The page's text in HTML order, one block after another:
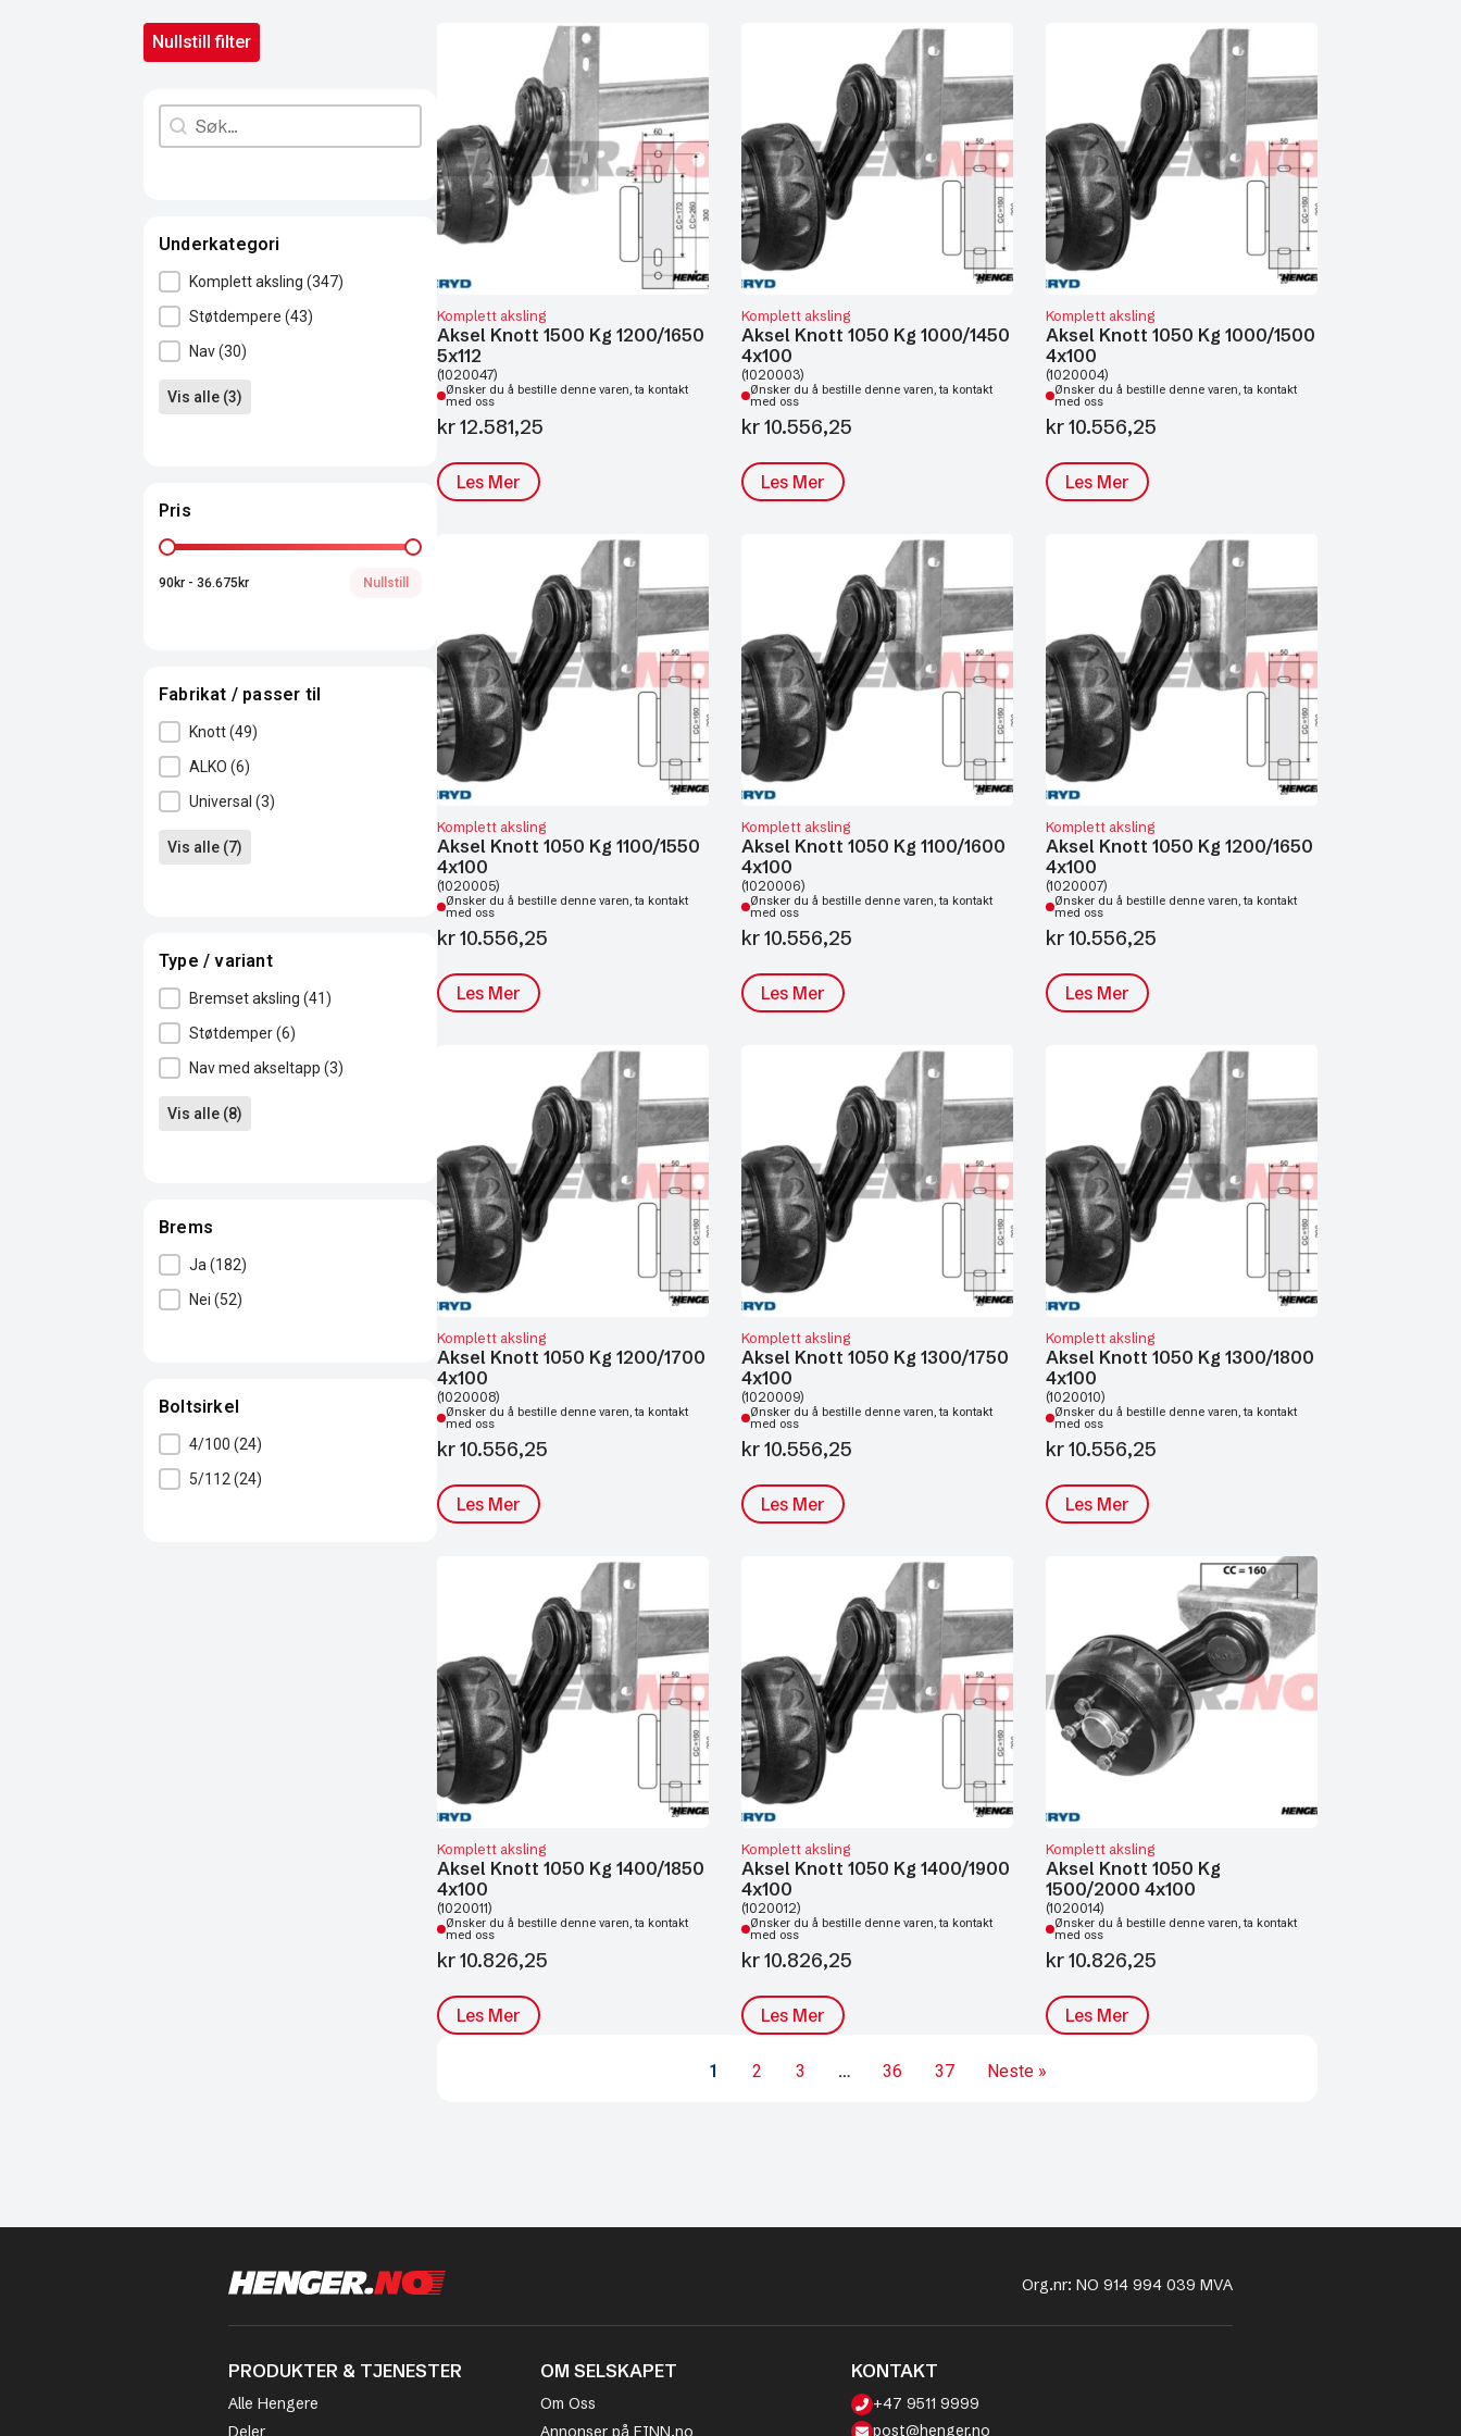
Nullstill filter
Søk
Search content
Underkategori
Underkategori
Komplett aksling (347)
Støtdempere (43)
Nav(30)
Vis alle (3)
Pris
Pris
90kr - 36.675kr Nullstill
Fabrikat / passer til
Fabrikat / passer til
Knott(49)
ALKO (6)
Universal (3)
Vis alle (7)
Type / variant
Type / variant
Bremset aksling (41)
Støtdemper(6)
Nav med akseltapp (3)
Vis alle (8)
Brems
Brems
Ja (182)
Nei (52)
Boltsirkel
Boltsirkel
4/100 (24)
5/112 (24)
Komplett aksling
Aksel Knott 1500 Kg 1200/1650
5x112
(1020047)
Ønsker du å bestille denne varen, ta kontakt
med oss
kr12.581,25
Les Mer
Komplett aksling
Aksel Knott 1050 Kg 1000/1450
4x100
(1020003)
Ønsker du å bestille denne varen, ta kontakt
med oss
kr10.556,25
Les Mer
Komplett aksling
Aksel Knott 1050 Kg 1000/1500
4x100
(1020004)
Ønsker du å bestille denne varen, ta kontakt
med oss
kr10.556,25
Les Mer
Komplett aksling
Aksel Knott 1050 Kg 1100/1550
4x100
(1020005)
Ønsker du å bestille denne varen, ta kontakt
med oss
kr10.556,25
Les Mer
Komplett aksling
Aksel Knott 1050 Kg 1100/1600
4x100
(1020006)
Ønsker du å bestille denne varen, ta kontakt
med oss
kr10.556,25
Les Mer
Komplett aksling
Aksel Knott 1050 Kg 1200/1650
4x100
(1020007)
Ønsker du å bestille denne varen, ta kontakt
med oss
kr10.556,25
Les Mer
Komplett aksling
Aksel Knott 1050 Kg 1200/1700
4x100
(1020008)
Ønsker du å bestille denne varen, ta kontakt
med oss
kr10.556,25
Les Mer
Komplett aksling
Aksel Knott 1050 Kg 1300/1750
4x100
(1020009)
Ønsker du å bestille denne varen, ta kontakt
med oss
kr10.556,25
Les Mer
Komplett aksling
Aksel Knott 1050 Kg 1300/1800
4x100
(1020010)
Ønsker du å bestille denne varen, ta kontakt
med oss
kr10.556,25
Les Mer
Komplett aksling
Aksel Knott 1050 Kg 1400/1850
4x100
(1020011)
Ønsker du å bestille denne varen, ta kontakt
med oss
kr10.826,25
Les Mer
Komplett aksling
Aksel Knott 1050 Kg 1400/1900
4x100
(1020012)
Ønsker du å bestille denne varen, ta kontakt
med oss
kr10.826,25
Les Mer
Komplett aksling
Aksel Knott 1050 Kg
1500/2000 4x100
(1020014)
Ønsker du å bestille denne varen, ta kontakt
med oss
kr10.826,25
Les Mer
1 2 3 … 36 37 Neste »
Org.nr: NO 914 994 039 MVA
PRODUKTER & TJENESTER
Alle Hengere
Deler
OM SELSKAPET
Om Oss
Annonser på FINN.no
KONTAKT
+47 9511 9999
post@henger.no